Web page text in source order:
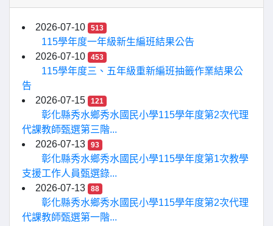
2026-07-10 513
115學年度一年級新生編班結果公告
2026-07-10
453
115學年度三、五年級重新編班抽籤作業結果公
告
2026-07-15
121
彰化縣秀水鄉秀水國民小學115學年度第2次代理
代課教師甄選第三階...
2026-07-13
93
彰化縣秀水鄉秀水國民小學115學年度第1次教學
支援工作人員甄選錄...
2026-07-13
88
彰化縣秀水鄉秀水國民小學115學年度第2次代理
代課教師甄選第一階...